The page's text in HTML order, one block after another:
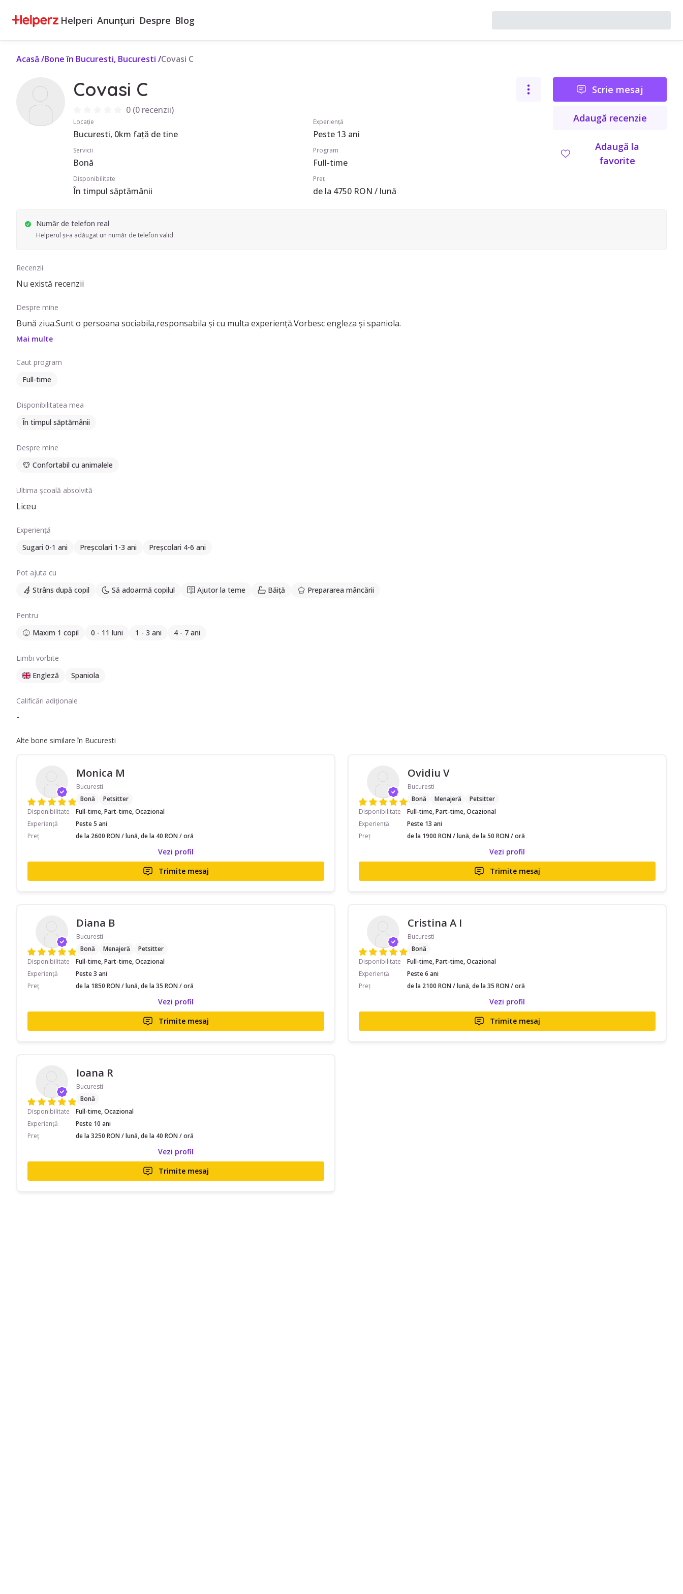
Helperi Anunțuri Despre Blog
Acasă /Bone în Bucuresti, Bucuresti /Covasi C
Covasi C
0(0 recenzii)
Locație
Bucuresti, 0km față de tine
Experiență
Peste 13 ani
Servicii
Bonă
Program
Full-time
Disponibilitate
În timpul săptămânii
Preț
de la 4750 RON / lună
Scrie mesaj
Adaugă recenzie
Adaugă la
favorite
Număr de telefon real
Helperul și-a adăugat un număr de telefon valid
Recenzii
Nu există recenzii
Despre mine
Bună ziua.Sunt o persoana sociabila,responsabila și cu multa experiență.Vorbesc engleza și spaniola.
Mai multe
Caut program
Full-time
Disponibilitatea mea
În timpul săptămânii
Despre mine
Confortabil cu animalele
Ultima școală absolvită
Liceu
Experiență
Sugari 0-1 ani
Preșcolari 1-3 ani Preșcolari 4-6 ani
Pot ajuta cu
Strâns după copil
Să adoarmă copilul Ajutor la teme Băiță Prepararea mâncării
Pentru
Maxim 1 copil
0 - 11 luni 1 - 3 ani 4 - 7 ani
Limbi vorbite
Engleză
Spaniola
Calificări adiționale
-
Alte bone similare în Bucuresti
Monica M
Bucuresti
Bonă
Petsitter
Disponibilitate
Full-time, Part-time, Ocazional
Experiență
Peste 5 ani
Preț
de la 2600 RON / lună, de la 40 RON / oră
Vezi profil
Trimite mesaj
Ovidiu V
Bucuresti
Bonă
Menajeră
Petsitter
Disponibilitate
Full-time, Part-time, Ocazional
Experiență
Peste 13 ani
Preț
de la 1900 RON / lună, de la 50 RON / oră
Vezi profil
Trimite mesaj
Diana B
Bucuresti
Bonă
Menajeră
Petsitter
Disponibilitate
Full-time, Part-time, Ocazional
Experiență
Peste 3 ani
Preț
de la 1850 RON / lună, de la 35 RON / oră
Vezi profil
Trimite mesaj
Cristina A I
Bucuresti
Bonă
Disponibilitate
Full-time, Part-time, Ocazional
Experiență
Peste 6 ani
Preț
de la 2100 RON / lună, de la 35 RON / oră
Vezi profil
Trimite mesaj
Ioana R
Bucuresti
Bonă
Disponibilitate
Full-time, Ocazional
Experiență
Peste 10 ani
Preț
de la 3250 RON / lună, de la 40 RON / oră
Vezi profil
Trimite mesaj